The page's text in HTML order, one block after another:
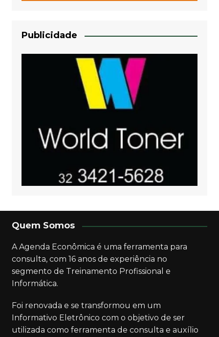
Publicidade
Quem Somos
A Agenda Econômica é uma ferramenta para
consulta, com 16 anos de experiência no
segmento de Treinamento Profissional e
Informática.
Foi renovada e se transformou em um
Informativo Eletrônico com o objetivo de ser
utilizada como ferramenta de consulta e auxílio